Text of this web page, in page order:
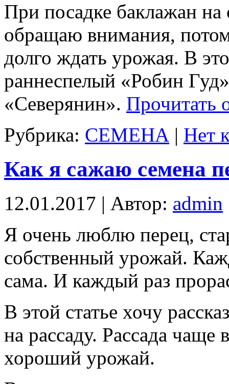
При посадке баклажан на
обращаю внимания,
долго ждать урожая. В
раннеспелый «Робин
«Северянин». Прочитать
Рубрика: СЕМЕНА | Нет
Как я сажаю семена
12.01.2017 | Автор: admin
Я очень люблю перец,
собственный урожай.
сама. И каждый раз
В этой статье хочу
на рассаду. Рассада чаще
хороший урожай.